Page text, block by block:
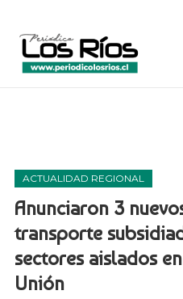
ACTUALIDAD REGIONAL
Anunciaron 3
transporte
sectores aislados
Unión